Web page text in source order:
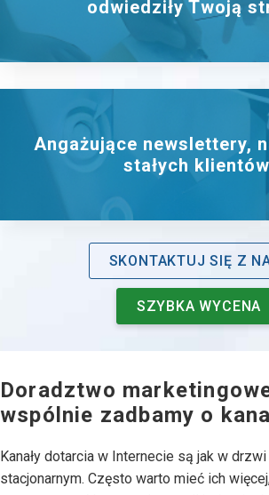
odwiedziły Twoją
Angażujące newslettery,
stałych
SKONTAKTUJ SIĘ Z
SZYBKA WYCENA
Doradztwo
wspólnie zadbamy o
Kanały dotarcia w Internecie są jak w
stacjonarnym. Często warto mieć ich